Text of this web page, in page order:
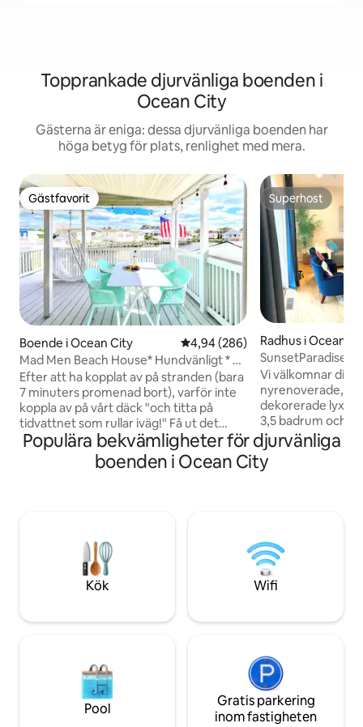
Topprankade djurvänliga boenden i
Ocean City
Gästerna är eniga: dessa djurvänliga boenden har
höga betyg för plats, renlighet med mera.
Gästfavorit
Gästfavorit
Boende i Ocean City 4,94 av 5 i genomsnittligt
4,94 (286)
Mad Men Beach House* Hundvänligt * 7
min promenad 2 hav * UTOMHUSBIO
UPPLEVELSE * Privat brygga *
ARBETSYTA * Ny spjälsäng
Efter att ha kopplat av på stranden (bara
7 minuters promenad bort), varför inte
koppla av på vårt däck "och titta på
tidvattnet som rullar iväg!" Få ut det
bästa av bukten och stranden med
denna hundvänliga dolda pärla! Föreställ
dig kvällar njuta av buktbrisen när du
din egen båt eller vattenskoter för att
docka där. Bevittna spektakulära
solnedgångar med våra kajaker. Njut av
ett väl upplyst, privat arbetsutrymme
höghastighetsinternet! En ny träsäng nu
några kvarter bort för din njutning!
Dessutom en verkligt unik
UTOMHUSFILMUPPLEVELSE för alla våra
gäster att göra för den bästa semestern
Superhost
Superhost
Radhus i Ocean
BDwalk BayVw
Vi välkomnar dig
nyrenoverade,
dekorerade
3,5 badrum och 3
bilgarage och 2
kvarter (3–4
balkonger på
från JollyRogers
många
nattliv.
Populära bekvämligheter för djurvänliga
boenden i Ocean City
Kök Wifi
Pool
Gratis parkering
inom fastigheten